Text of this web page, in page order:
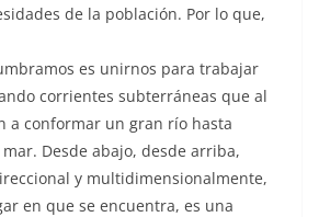
de la población. Por lo que,
es unirnos para trabajar
corrientes subterráneas que al
a conformar un gran río hasta
Desde abajo, desde arriba,
y multidimensionalmente,
en que se encuentra, es una